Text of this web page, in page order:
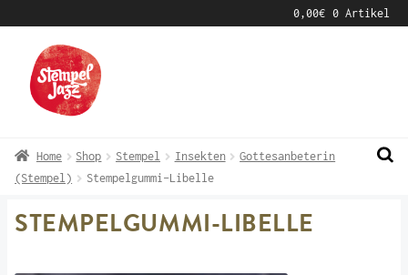
0,00€ 0 Artikel
Navigation
springen
Inhalt
springen
Home Shop Stempel Insekten
Gottesanbeterin
(Stempel)
Stempelgummi-Libelle
STEMPELGUMMI-LIBELLE